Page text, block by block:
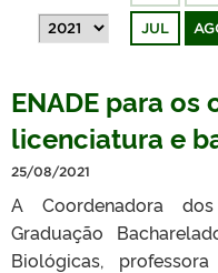
OUVIDORIA
TELEFONES
JUL
ENADE para os
licenciatura e
25/08/2021
A Coordenadora
Graduação
Biológicas,